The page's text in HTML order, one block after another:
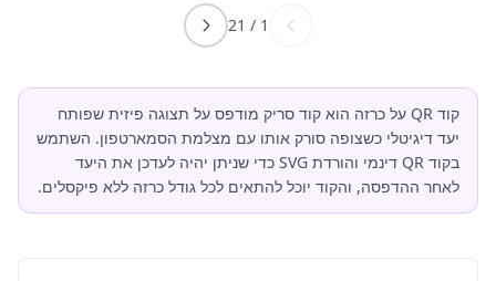
1
/
21
קוד QR על כרזה הוא קוד סריק מודפס על תצוגה פיזית שפותח
יעד דיגיטלי כשצופה סורק אותו עם מצלמת הסמארטפון. השתמש
בקוד QR דינמי והורדת SVG כדי שניתן יהיה לעדכן את היעד
לאחר ההדפסה, והקוד יוכל להתאים לכל גודל כרזה ללא פיקסלים.